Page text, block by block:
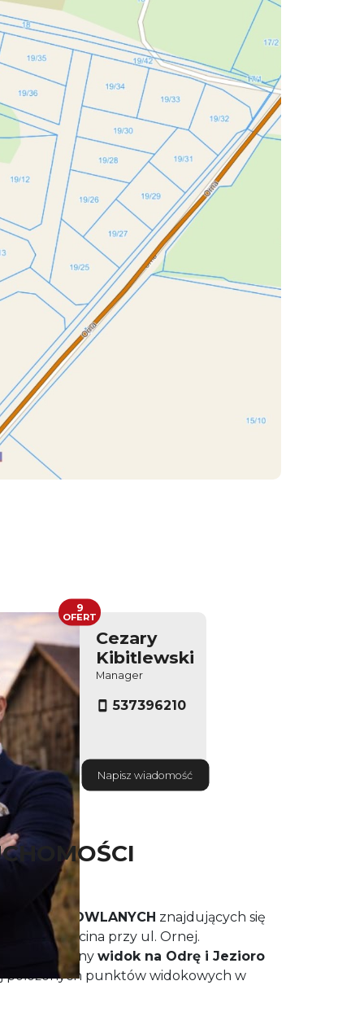
Cezary
Kibitlewski
Manager
537396210
Napisz wiadomość
9
OFERT
BUDOWLANYCH znajdujących się
Szczecina przy ul. Ornej.
panoramiczny widok na Odrę i Jezioro
położonych punktów widokowych w